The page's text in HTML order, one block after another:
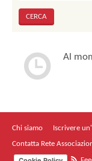
Al
Chi siamo Iscrivere
Contatta Rete